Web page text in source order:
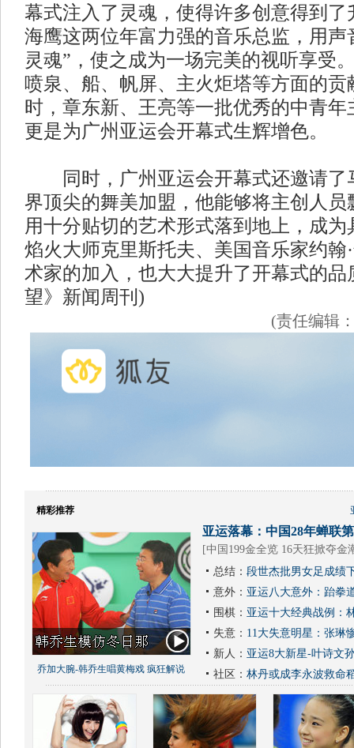
幕式注入了灵魂，使得许多创意得到了
海鹰这两位年富力强的音乐总监，用声
灵魂”，使之成为一场完美的视听享受
喷泉、船、帆屏、主火炬塔等方面的贡
时，章东新、王亮等一批优秀的中青年
更是为广州亚运会开幕式生辉增色。
同时，广州亚运会开幕式还邀请了
界顶尖的舞美加盟，他能够将主创人员
用十分贴切的艺术形式落到地上，成
焰火大师克里斯托夫、美国音乐家约翰
术家的加入，也大大提升了开幕式的品
望》新闻周刊)
(责任编辑
精彩推荐
乔加大腕-韩乔生唱黄梅戏 疯狂解说
亚运落幕：中国28年蝉联
[中国199金全览 16天狂掀夺金
总结： 段世杰批男女足成绩
意外： 亚运八大意外：跆拳
围棋： 亚运十大经典战例：
失意： 11大失意明星：张琳
新人： 亚运8大新星-叶诗文
社区： 林丹或成李永波救命